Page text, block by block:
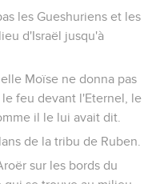
les Gueshuriens et les
d'Israël jusqu'à
Moïse ne donna pas
le feu devant l'Eternel, le
il le lui avait dit.
de la tribu de Ruben.
sur les bords du